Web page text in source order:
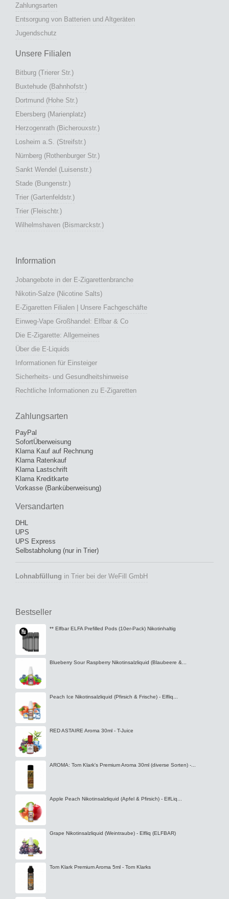
Zahlungsarten
Entsorgung von Batterien und Altgeräten
Jugendschutz
Unsere Filialen
Bitburg (Trierer Str.)
Buxtehude (Bahnhofstr.)
Dortmund (Hohe Str.)
Ebersberg (Marienplatz)
Herzogenrath (Bicherouxstr.)
Losheim a.S. (Streifstr.)
Nürnberg (Rothenburger Str.)
Sankt Wendel (Luisenstr.)
Stade (Bungenstr.)
Trier (Gartenfeldstr.)
Trier (Fleischtr.)
Wilhelmshaven (Bismarckstr.)
Information
Jobangebote in der E-Zigarettenbranche
Nikotin-Salze (Nicotine Salts)
E-Zigaretten Filialen | Unsere Fachgeschäfte
Einweg-Vape Großhandel: Elfbar & Co
Die E-Zigarette: Allgemeines
Über die E-Liquids
Informationen für Einsteiger
Sicherheits- und Gesundheitshinweise
Rechtliche Informationen zu E-Zigaretten
Zahlungsarten
PayPal
SofortÜberweisung
Klarna Kauf auf Rechnung
Klarna Ratenkauf
Klarna Lastschrift
Klarna Kreditkarte
Vorkasse (Banküberweisung)
Versandarten
DHL
UPS
UPS Express
Selbstabholung (nur in Trier)
Lohnabfüllung in Trier bei der WeFill GmbH
Bestseller
** Elfbar ELFA Prefilled Pods (10er-Pack) Nikotinhaltig
Blueberry Sour Raspberry Nikotinsalzliquid (Blaubeere &...
Peach Ice Nikotinsalzliquid (Pfirsich & Frische) - Elfliq...
RED ASTAIRE Aroma 30ml - T-Juice
AROMA: Tom Klark's Premium Aroma 30ml (diverse Sorten) -...
Apple Peach Nikotinsalzliquid (Apfel & Pfirsich) - ElfLiq...
Grape Nikotinsalzliquid (Weintraube) - Elfliq (ELFBAR)
Tom Klark Premium Aroma 5ml - Tom Klarks